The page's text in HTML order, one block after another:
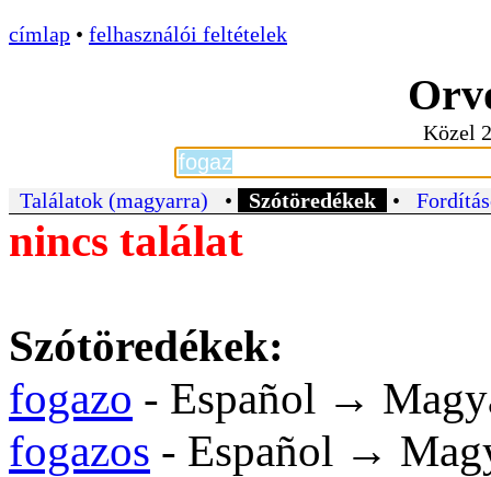
címlap • felhasználói feltételek
Közel
Találatok (magyarra) • Szótöredékek •
nincs találat
Szótöredékek:
fogazo - Español →
fogazos - Español →